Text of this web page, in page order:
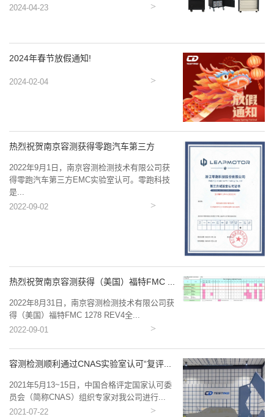
2024-04-23
2024年春节放假通知!
2024-02-04
热烈祝贺南京容测获得零跑汽车第三方
2022年9月1日，南京容测检测技术有限公司获
得零跑汽车第三方EMC实验室认可。零跑科技
是...
2022-09-02
热烈祝贺南京容测获得（美国）福特FMC ...
2022年8月31日，南京容测检测技术有限公司获
得（美国）福特FMC 1278 REV4全...
2022-09-01
容测检测顺利通过CNAS实验室认可“复评...
2021年5月13~15日，中国合格评定国家认可委
员会（简称CNAS）组织专家对我公司进行...
2021-07-22